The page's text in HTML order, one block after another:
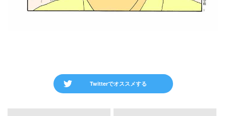
Twitterでオススメする